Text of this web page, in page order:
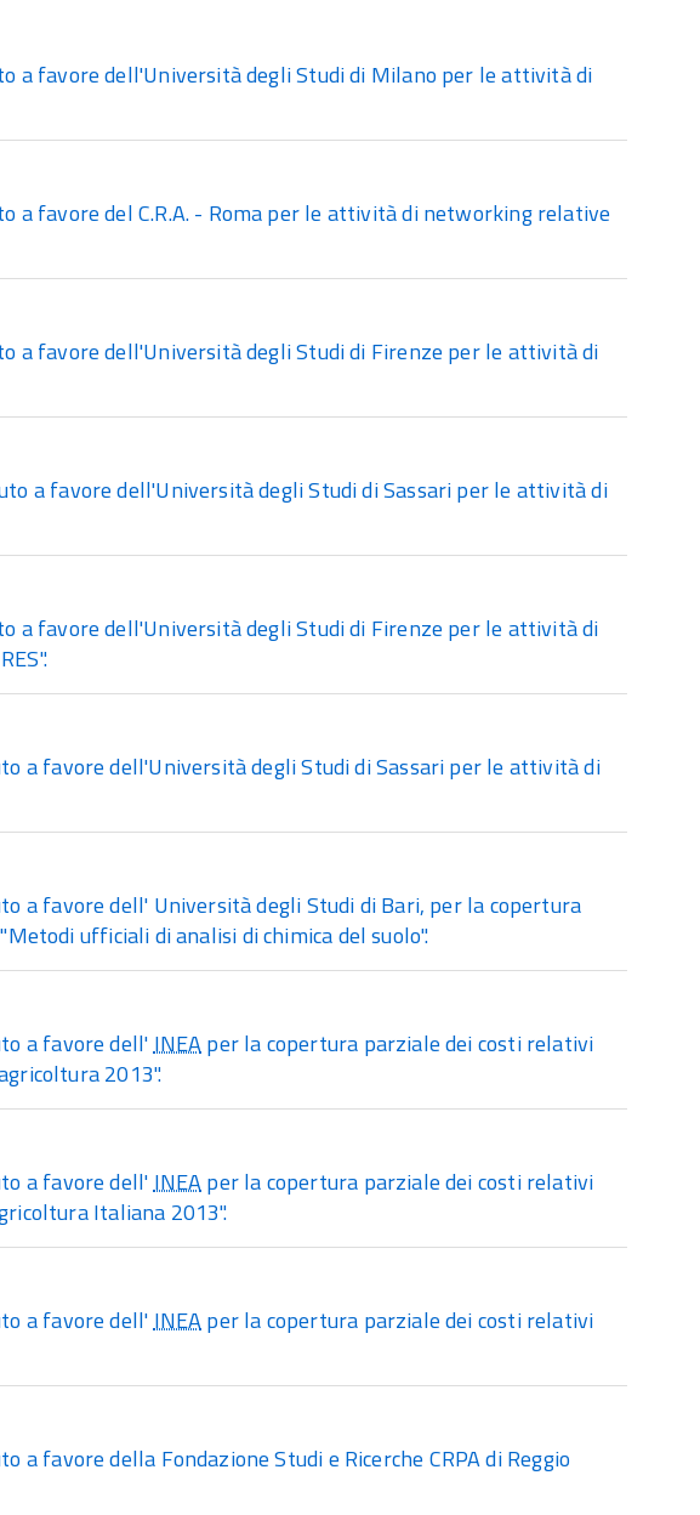
a favore dell'Università degli Studi di Milano per le attività di
a favore del C.R.A. - Roma per le attività di networking relative
a favore dell'Università degli Studi di Firenze per le attività di
a favore dell'Università degli Studi di Sassari per le attività di
a favore dell'Università degli Studi di Firenze per le attività di
a favore dell'Università degli Studi di Sassari per le attività di
a favore dell' Università degli Studi di Bari, per la copertura
ufficiali di analisi di chimica del suolo".
a favore dell'INEAper la copertura parziale dei costi relativi
2013".
a favore dell'INEAper la copertura parziale dei costi relativi
Italiana 2013".
a favore dell'INEAper la copertura parziale dei costi relativi
favore della Fondazione Studi e Ricerche CRPA di Reggio